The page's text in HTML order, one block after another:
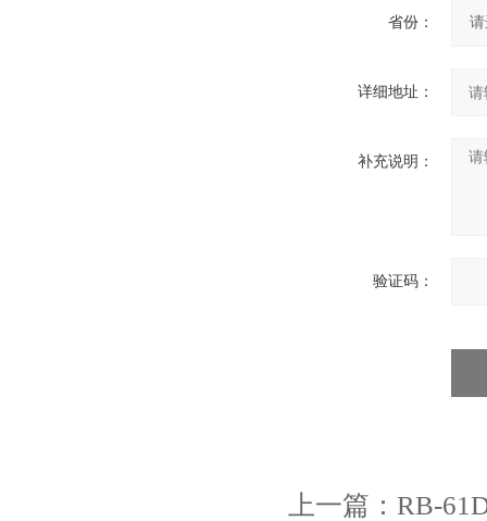
省份：
详细地址：
补充说明：
验证码：
上一篇： RB-